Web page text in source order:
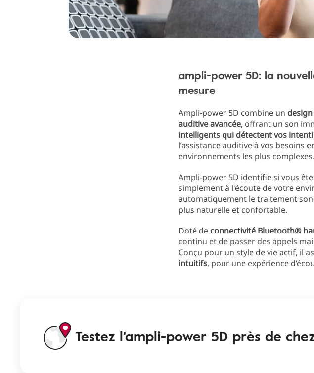
ampli-power 5D: la
mesure
Ampli-power 5D combine un
auditive avancée, offrant un son
intelligents qui détectent vos
l’assistance auditive à vos besoins
environnements les plus complexes.
Ampli-power 5D identifie si vous
simplement à l'écoute de votre
automatiquement le traitement
plus naturelle et confortable.
Doté de connectivité Bluetooth®
continu et de passer des appels
Conçu pour un style de vie actif, il
intuitifs, pour une expérience
Testez l'ampli-power 5D près de